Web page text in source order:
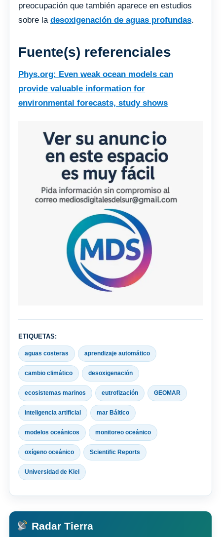
preocupación que también aparece en estudios
sobre la desoxigenación de aguas profundas.
Fuente(s) referenciales
Phys.org: Even weak ocean models can
provide valuable information for
environmental forecasts, study shows
ETIQUETAS:
aguas costeras aprendizaje automático
cambio climático desoxigenación
ecosistemas marinos eutrofización GEOMAR
inteligencia artificial mar Báltico
modelos oceánicos monitoreo oceánico
oxígeno oceánico Scientific Reports
Universidad de Kiel
Radar Tierra